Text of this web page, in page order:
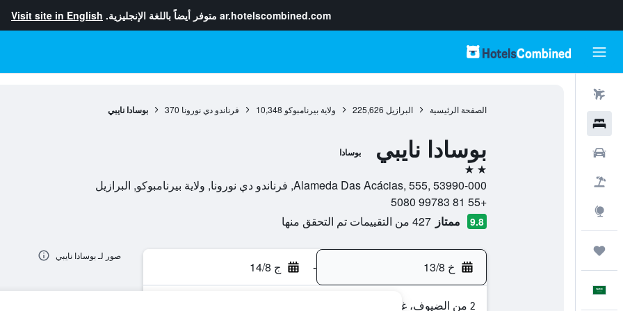
ar.hotelscombined.com متوفر أيضاً باللغة الإنجليزية. Visit site in English
الصفحة الرئيسية البرازيل 225,626 ولاية بيرنامبوكو 10,348 فرناندو دي نورونا 370 بوسادا نايبي
بوسادا نايبي بوسادا
2 نجمتين
Alameda Das Acácias, 555, 53990-000, فرناندو دي نورونا, ولاية بيرنامبوكو, البرازيل
+55 81 99783 5080
9.8 ممتاز 427 من التقييمات تم التحقق منها
خ 13/8 - ج 14/8
2 من الضيوف، غرفة واحدة
صور لـ بوسادا نايبي